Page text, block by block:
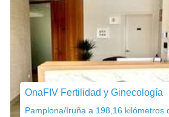
OnaFIV Fertilidad y Ginecología
Pamplona/Iruña a 198,16 kilómetros